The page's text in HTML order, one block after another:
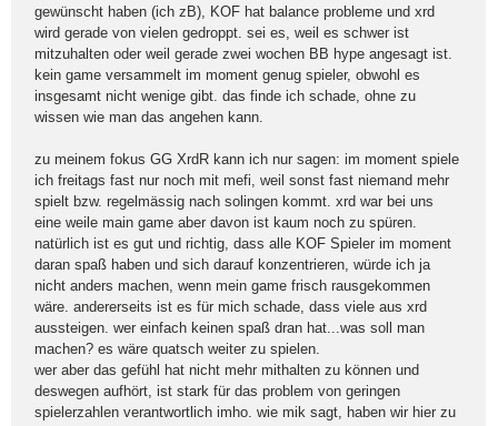
gewünscht haben (ich zB), KOF hat balance probleme und xrd
wird gerade von vielen gedroppt. sei es, weil es schwer ist
mitzuhalten oder weil gerade zwei wochen BB hype angesagt ist.
kein game versammelt im moment genug spieler, obwohl es
insgesamt nicht wenige gibt. das finde ich schade, ohne zu
wissen wie man das angehen kann.
zu meinem fokus GG XrdR kann ich nur sagen: im moment spiele
ich freitags fast nur noch mit mefi, weil sonst fast niemand mehr
spielt bzw. regelmässig nach solingen kommt. xrd war bei uns
eine weile main game aber davon ist kaum noch zu spüren.
natürlich ist es gut und richtig, dass alle KOF Spieler im moment
daran spaß haben und sich darauf konzentrieren, würde ich ja
nicht anders machen, wenn mein game frisch rausgekommen
wäre. andererseits ist es für mich schade, dass viele aus xrd
aussteigen. wer einfach keinen spaß dran hat...was soll man
machen? es wäre quatsch weiter zu spielen.
wer aber das gefühl hat nicht mehr mithalten zu können und
deswegen aufhört, ist stark für das problem von geringen
spielerzahlen verantwortlich imho. wie mik sagt, haben wir hier zu